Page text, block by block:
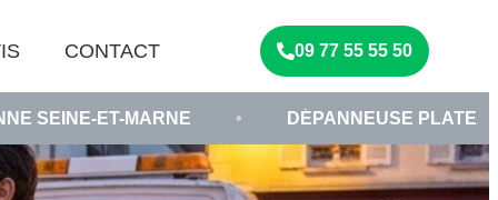
CONTACT 09 77 55 55 50
• DÉPANNEUSE PLATEAU CHESSY